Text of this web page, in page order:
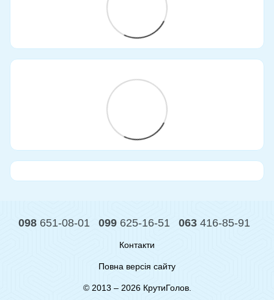
098 651-08-01 099 625-16-51 063 416-85-91
Контакти
Повна версія сайту
© 2013 – 2026 КрутиГолов.